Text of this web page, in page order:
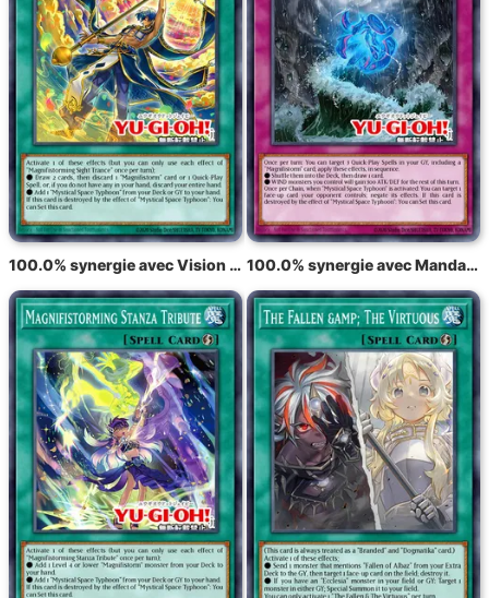
100.0% synergie avec Vision radieuse du typhon 100.0% synergie avec Mandat du typhon radieux